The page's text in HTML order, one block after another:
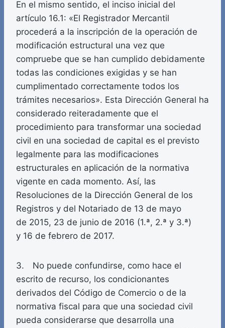
En el mismo sentido, el inciso inicial del
artículo 16.1: «El Registrador Mercantil
procederá a la inscripción de la operación de
modificación estructural una vez que
compruebe que se han cumplido debidamente
todas las condiciones exigidas y se han
cumplimentado correctamente todos los
trámites necesarios». Esta Dirección General ha
considerado reiteradamente que el
procedimiento para transformar una sociedad
civil en una sociedad de capital es el previsto
legalmente para las modificaciones
estructurales en aplicación de la normativa
vigente en cada momento. Así, las
Resoluciones de la Dirección General de los
Registros y del Notariado de 13 de mayo
de 2015, 23 de junio de 2016 (1.ª, 2.ª y 3.ª)
y 16 de febrero de 2017.
3. No puede confundirse, como hace el
escrito de recurso, los condicionantes
derivados del Código de Comercio o de la
normativa fiscal para que una sociedad civil
pueda considerarse que desarrolla una